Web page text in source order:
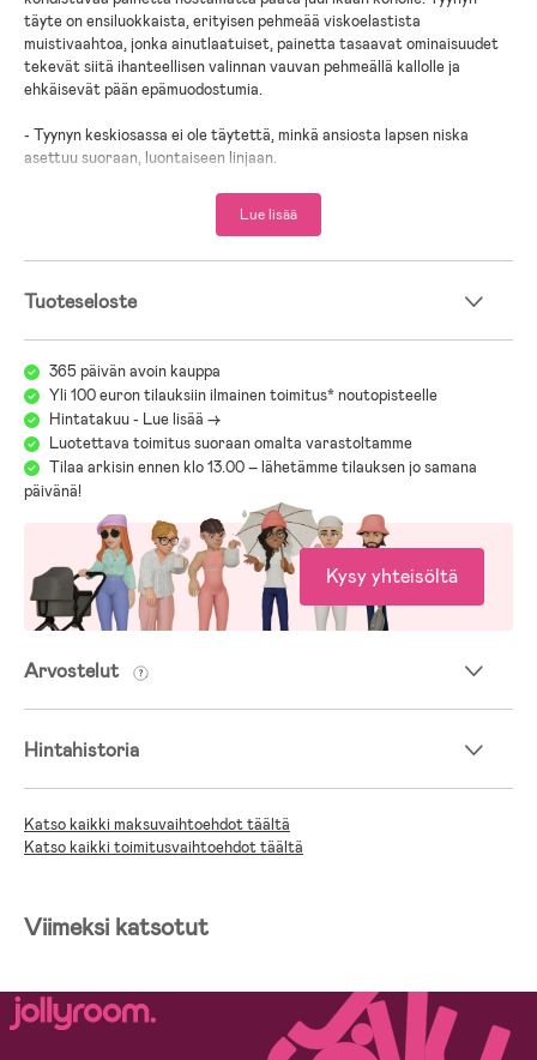
täyte on ensiluokkaista, erityisen pehmeää viskoelastista
muistivaahtoa, jonka ainutlaatuiset, painetta tasaavat ominaisuudet
tekevät siitä ihanteellisen valinnan vauvan pehmeällä kallolle ja
ehkäisevät pään epämuodostumia.
- Tyynyn keskiosassa ei ole täytettä, minkä ansiosta lapsen niska
asettuu suoraan, luontaiseen linjaan.
lapsi hengittää sisään ulos hengittämäänsä ilmaa.
- Lapsen pää ei ole jumissa paikoillaan, vaan hän voi kääntää päätään
- Kätevän pienikokoinen tyyny mahtuu lastenvaunuihin tai
- Päällinen koostuu mukavan pehmeästä puuvillajerseyfroteesta.
- Koko tyynyn voi pestä pesukoneessa.
Ikäsuositus: 0–6 kk.
Vinkki! Mikäli lapsen pää on jo kasvanut epäsymmetriseksi, silloin
suositellaan käytettäväksi Baby Sleep -unitukea (sivutyyny).
Lue lisää
Tuoteseloste
365 päivän avoin kauppa
Yli 100 euron tilauksiin ilmainen toimitus* noutopisteelle
Hintatakuu - Lue lisää ->
Luotettava toimitus suoraan omalta varastoltamme
Tilaa arkisin ennen klo 13.00 – lähetämme tilauksen jo samana
päivänä!
Kysy yhteisöltä
Arvostelut
Hintahistoria
Katso kaikki maksuvaihtoehdot täältä
Katso kaikki toimitusvaihtoehdot täältä
Viimeksi katsotut